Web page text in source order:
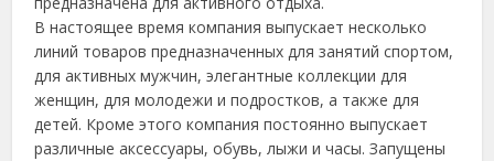
В настоящее время компания выпускает несколько
линий товаров предназначенных для занятий спортом,
для активных мужчин, элегантные коллекции для
женщин, для молодежи и подростков, а также для
детей. Кроме этого компания постоянно выпускает
различные аксессуары, обувь, лыжи и часы. Запущены